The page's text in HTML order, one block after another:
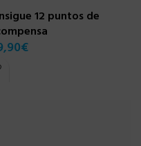
12 puntos de
€